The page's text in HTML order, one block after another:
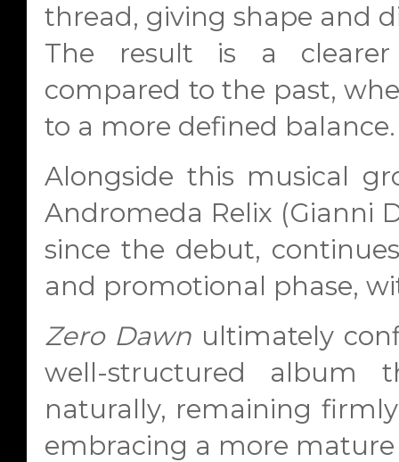
thread, giving shape and
The result is a
compared to the past,
to a more defined balance.
Alongside this musical
Andromeda Relix (Gianni
since the debut,
and promotional phase,
Zero Dawn ultimately
well-structured album
naturally, remaining
embracing a more